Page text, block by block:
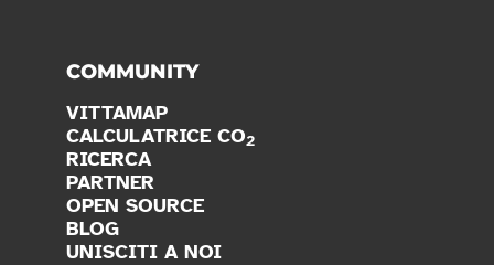
COMMUNITY
VITTAMAP
CALCULATRICE CO2
RICERCA
PARTNER
OPEN SOURCE
BLOG
UNISCITI A NOI